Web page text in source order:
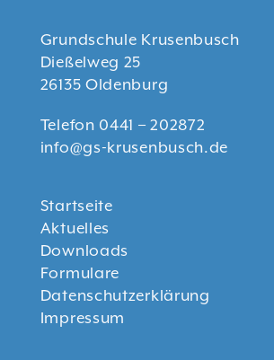
Grundschule Krusenbusch
Dießelweg 25
26135 Oldenburg
Telefon 0441 – 202872
info@gs-krusenbusch.de
Startseite
Aktuelles
Downloads
Formulare
Datenschutzerklärung
Impressum